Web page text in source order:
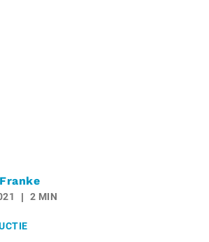
2 MIN